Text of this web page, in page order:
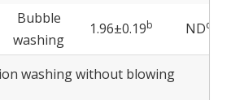
Bubble
washing
1.96±0.19b NDd
washing without blowing